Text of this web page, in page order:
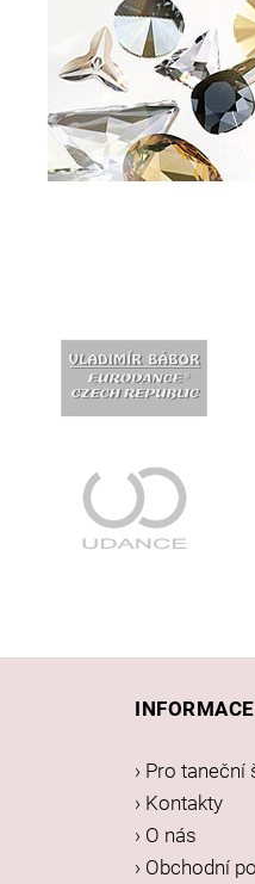
› Pro taneční
› Kontakty
› O nás
› Obchodní